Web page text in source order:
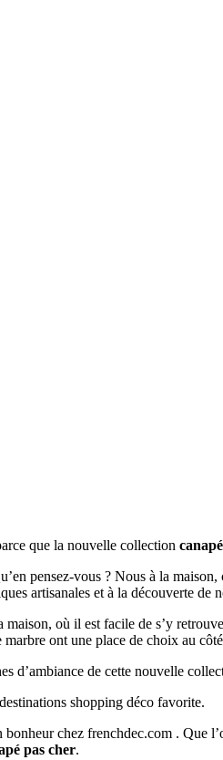
que la nouvelle collection
pensez-vous ? Nous à la
artisanales et à la découverte de
où il est facile de s’y
ont une place de choix au
d’ambiance de cette nouvelle
shopping déco favorite.
chez frenchdec.com . Que
pas cher.